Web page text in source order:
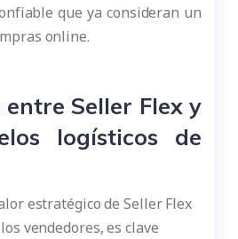
que ya consideran un
online.
Seller Flex y
logísticos de
estratégico de Seller Flex
vendedores, es clave